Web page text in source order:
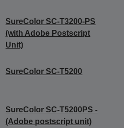
SureColor SC-T3200-PS
(with Adobe Postscript
Unit)
SureColor SC-T5200
SureColor SC-T5200PS -
(Adobe postscript unit)